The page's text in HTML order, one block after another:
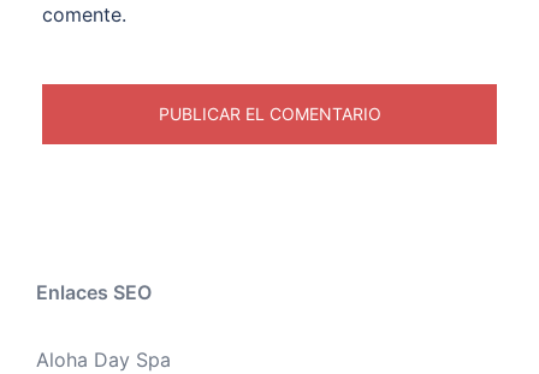
comente.
Enlaces SEO
Aloha Day Spa